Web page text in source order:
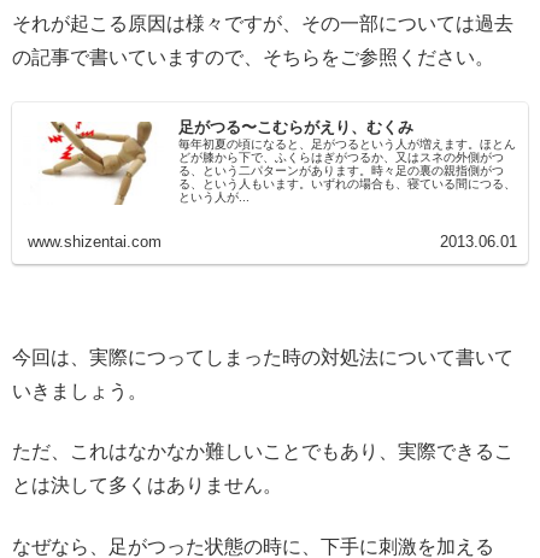
それが起こる原因は様々ですが、その一部については過去
の記事で書いていますので、そちらをご参照ください。
足がつる〜こむらがえり、むくみ
毎年初夏の頃になると、足がつるという人が増えます。ほとん
どが膝から下で、ふくらはぎがつるか、又はスネの外側がつ
る、という二パターンがあります。時々足の裏の親指側がつ
る、という人もいます。いずれの場合も、寝ている間につる、
という人が...
www.shizentai.com 2013.06.01
今回は、実際につってしまった時の対処法について書いて
いきましょう。
ただ、これはなかなか難しいことでもあり、実際できるこ
とは決して多くはありません。
なぜなら、足がつった状態の時に、下手に刺激を加える